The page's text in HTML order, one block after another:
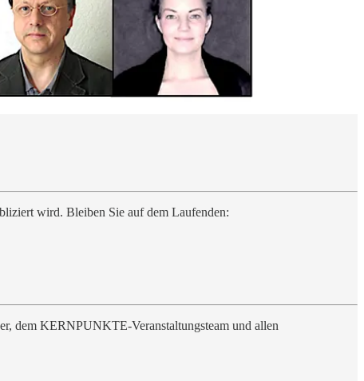
wird. Bleiben Sie auf dem Laufenden:
dem KERNPUNKTE-Veranstaltungsteam und allen